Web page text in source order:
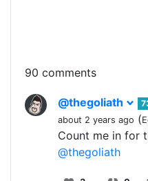
90 comments
@thegoliath
about 2 years ago (
Count me in for
@thegoliath